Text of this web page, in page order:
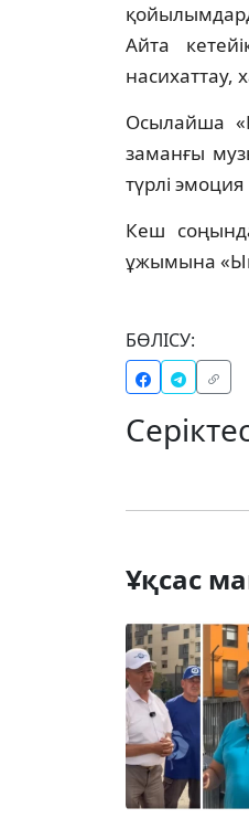
Айта
Осылайша
заманғы
түрлі
Кеш
ұжымына
БӨЛІСУ:
Ұқсас